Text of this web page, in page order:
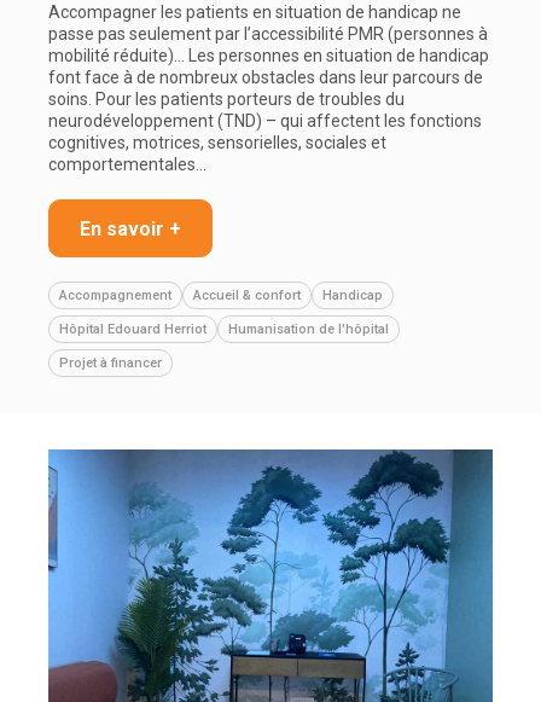
Accompagner les patients en situation de handicap ne
passe pas seulement par l’accessibilité PMR (personnes à
mobilité réduite)… Les personnes en situation de handicap
font face à de nombreux obstacles dans leur parcours de
soins. Pour les patients porteurs de troubles du
neurodéveloppement (TND) – qui affectent les fonctions
cognitives, motrices, sensorielles, sociales et
comportementales…
En savoir +
Accompagnement Accueil & confort Handicap
Hôpital Edouard Herriot Humanisation de l'hôpital
Projet à financer